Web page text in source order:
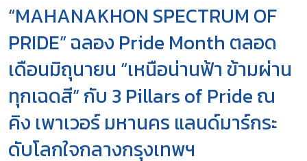
“MAHANAKHON SPECTRUM OF
PRIDE” ฉลอง Pride Month ตลอด
เดือนมิถุนายน “เหนือน่านฟ้า ข้ามผ่าน
ทุกเฉดสี” กับ 3 Pillars of Pride ณ
คิง เพาเวอร์ มหานคร แลนด์มาร์กระ
ดับโลกใจกลางกรุงเทพฯ